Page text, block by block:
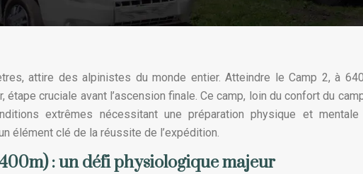
attire des alpinistes du monde entier. Atteindre le Camp 2, à
étape cruciale avant l’ascension finale. Ce camp, loin du confort du
extrêmes nécessitant une préparation physique et mentale
élément clé de la réussite de l’expédition.
: un défi physiologique majeur